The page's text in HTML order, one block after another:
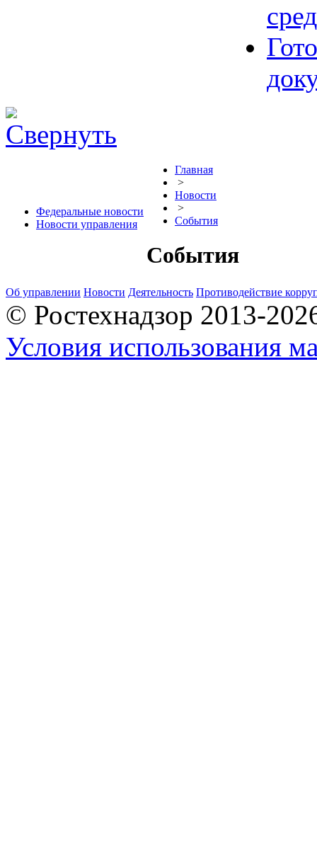
Федеральные новости
Новости управления
Главная
>
Новости
>
События
События
Об управлении Новости Деятельность Противодействие
© Ростехнадзор 2013-
Условия использования